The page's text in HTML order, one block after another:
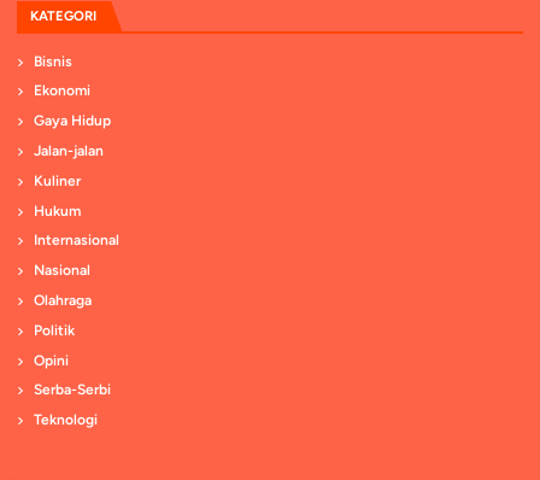
KATEGORI
Bisnis
Ekonomi
Gaya Hidup
Jalan-jalan
Kuliner
Hukum
Internasional
Nasional
Olahraga
Politik
Opini
Serba-Serbi
Teknologi